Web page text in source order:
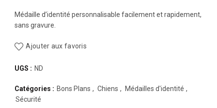
Médaille d’identité personnalisable facilement et rapidement,
sans gravure.
Ajouter aux favoris
UGS : ND
Catégories : Bons Plans , Chiens , Médailles d'identité ,
Sécurité